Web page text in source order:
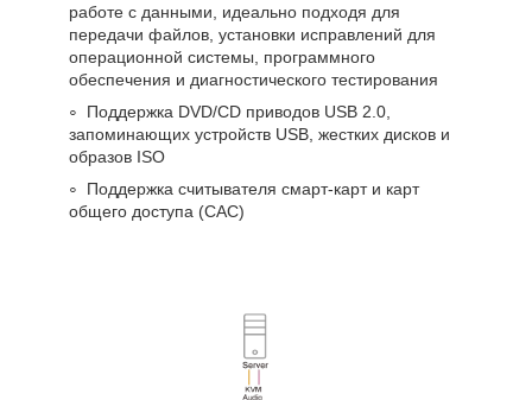
работе с данными, идеально подходя для
передачи файлов, установки исправлений для
операционной системы, программного
обеспечения и диагностического тестирования
Поддержка DVD/CD приводов USB 2.0,
запоминающих устройств USB, жестких дисков и
образов ISO
Поддержка считывателя смарт-карт и карт
общего доступа (CAC)